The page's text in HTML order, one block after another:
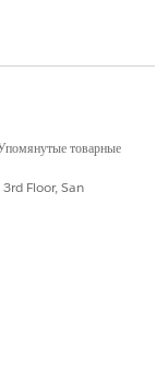
панели
лучше!товарные
Floor, San